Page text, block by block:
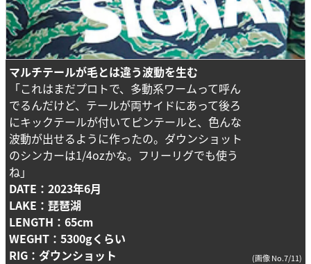
マルチテールが毛とは違う波動を生む
「これはまだプロトで、多動系ワームって呼ん
でるんだけど、テールが両サイドにあって後ろ
にキックテールが付いてピンテールと、色んな
波動が出せるように作ったの。ダウンショット
のシンカーは1/4ozかな。フリーリグでも使う
ね」
DATE：2023年6月
LAKE：琵琶湖
LENGTH：65cm
WEGHT：5300gくらい
RIG：ダウンショット
(画像 No.7/11)